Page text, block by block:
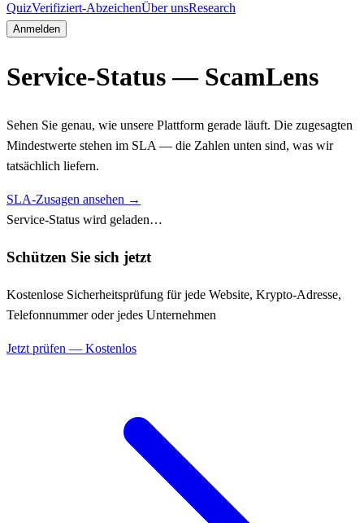
QuizVerifiziert-AbzeichenÜber unsResearch
Anmelden
Service-Status — ScamLens
Sehen Sie genau, wie unsere Plattform gerade läuft. Die zugesagten
Mindestwerte stehen im SLA — die Zahlen unten sind, was wir
tatsächlich liefern.
SLA-Zusagen ansehen →
Service-Status wird geladen…
Schützen Sie sich jetzt
Kostenlose Sicherheitsprüfung für jede Website, Krypto-Adresse,
Telefonnummer oder jedes Unternehmen
Jetzt prüfen — Kostenlos